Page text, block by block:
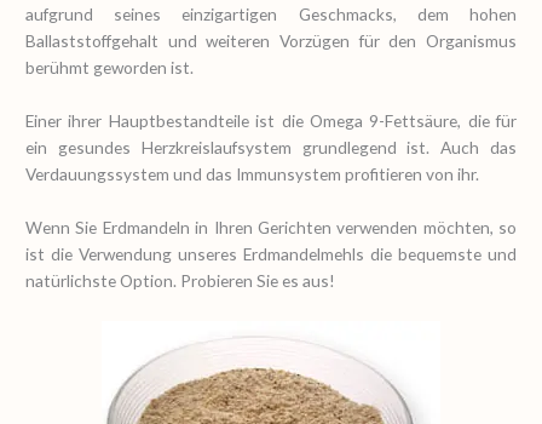
aufgrund seines einzigartigen Geschmacks, dem hohen
Ballaststoffgehalt und weiteren Vorzügen für den Organismus
berühmt geworden ist.
Einer ihrer Hauptbestandteile ist die Omega 9-Fettsäure, die für
ein gesundes Herzkreislaufsystem grundlegend ist. Auch das
Verdauungssystem und das Immunsystem profitieren von ihr.
Wenn Sie Erdmandeln in Ihren Gerichten verwenden möchten, so
ist die Verwendung unseres Erdmandelmehls die bequemste und
natürlichste Option. Probieren Sie es aus!